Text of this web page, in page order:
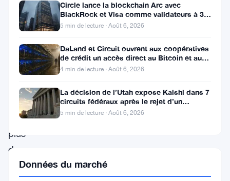
une
application.
c’est
une
grande
nouveauté
plus
de
500
Circle lance la blockchain Arc avec
BlackRock et Visa comme validateurs à 3
milliards de dollars
5 min de lecture · Août 6, 2026
DaLand et Circuit ouvrent aux coopératives
de crédit un accès direct au Bitcoin et aux
actifs numériques
4 min de lecture · Août 6, 2026
La décision de l’Utah expose Kalshi dans 7
circuits fédéraux après le rejet d’un
bouclier fédéral
5 min de lecture · Août 6, 2026
Données du marché